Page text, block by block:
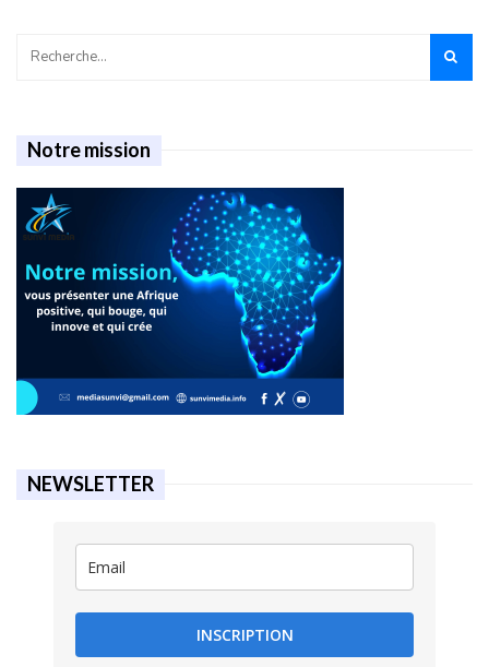
Notre mission
NEWSLETTER
INSCRIPTION